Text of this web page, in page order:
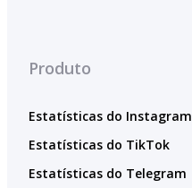
Produto
Estatísticas do Instagram
Estatísticas do TikTok
Estatísticas do Telegram